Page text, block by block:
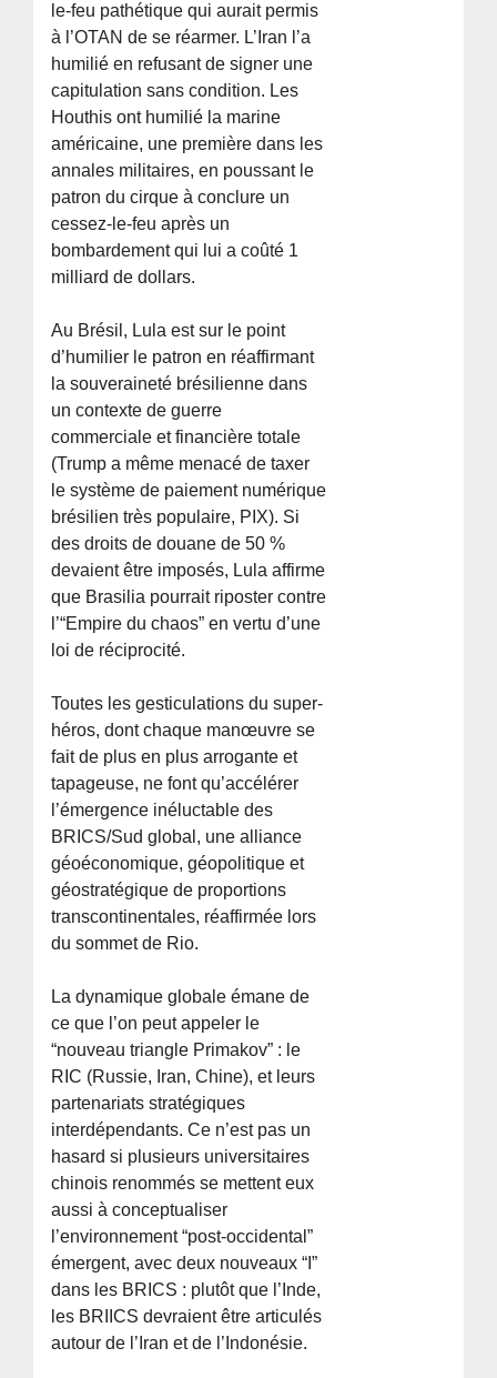
le-feu pathétique qui aurait permis
à l’OTAN de se réarmer. L’Iran l’a
humilié en refusant de signer une
capitulation sans condition. Les
Houthis ont humilié la marine
américaine, une première dans les
annales militaires, en poussant le
patron du cirque à conclure un
cessez-le-feu après un
bombardement qui lui a coûté 1
milliard de dollars.
Au Brésil, Lula est sur le point
d’humilier le patron en réaffirmant
la souveraineté brésilienne dans
un contexte de guerre
commerciale et financière totale
(Trump a même menacé de taxer
le système de paiement numérique
brésilien très populaire, PIX). Si
des droits de douane de 50 %
devaient être imposés, Lula affirme
que Brasilia pourrait riposter contre
l’“Empire du chaos” en vertu d’une
loi de réciprocité.
Toutes les gesticulations du super-
héros, dont chaque manœuvre se
fait de plus en plus arrogante et
tapageuse, ne font qu’accélérer
l’émergence inéluctable des
BRICS/Sud global, une alliance
géoéconomique, géopolitique et
géostratégique de proportions
transcontinentales, réaffirmée lors
du sommet de Rio.
La dynamique globale émane de
ce que l’on peut appeler le
“nouveau triangle Primakov” : le
RIC (Russie, Iran, Chine), et leurs
partenariats stratégiques
interdépendants. Ce n’est pas un
hasard si plusieurs universitaires
chinois renommés se mettent eux
aussi à conceptualiser
l’environnement “post-occidental”
émergent, avec deux nouveaux “I”
dans les BRICS : plutôt que l’Inde,
les BRIICS devraient être articulés
autour de l’Iran et de l’Indonésie.